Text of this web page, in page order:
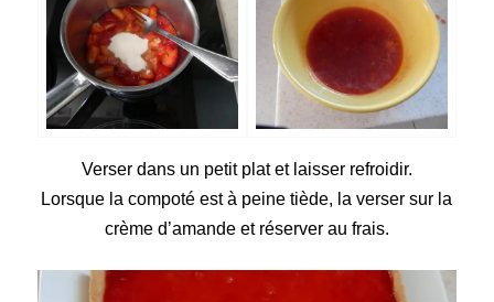
Verser dans un petit plat et laisser refroidir.
Lorsque la compoté est à peine tiède, la verser sur la
crème d’amande et réserver au frais.